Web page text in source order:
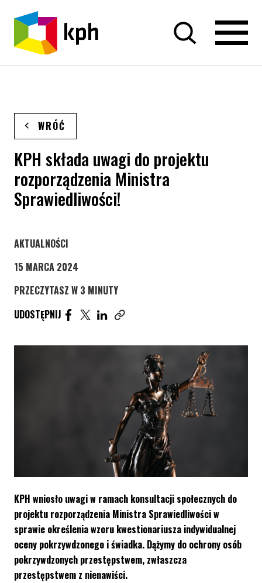
PRZEJDŹ DO TREŚCI
WRÓĆ
KPH składa uwagi do projektu
rozporządzenia Ministra
Sprawiedliwości!
STRONA KATEGORII WPISÓW
AKTUALNOŚCI
15 MARCA 2024
PRZECZYTASZ W 3 MINUTY
UDOSTĘPNIJ
UDOSTĘPNIJ ARTYKUŁ NA FACEBOOK. STRONA
UDOSTĘPNIJ ARTYKUŁ NA TWITTER.
UDOSTĘPNIJ ARTYKUŁ NA LINKEDIN.
KPH wniosło uwagi w ramach konsultacji społecznych do
projektu rozporządzenia Ministra Sprawiedliwości w
sprawie określenia wzoru kwestionariusza indywidualnej
oceny pokrzywdzonego i świadka. Dążymy do ochrony osób
pokrzywdzonych przestępstwem, zwłaszcza
przestępstwem z nienawiści.